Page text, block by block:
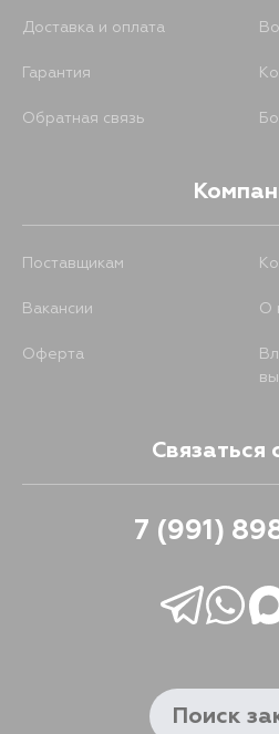
Доставка и оплата
Гарантия
Обратная связь
Поставщикам
Вакансии О
Оферта
Связаться
7 (991)
Поиск